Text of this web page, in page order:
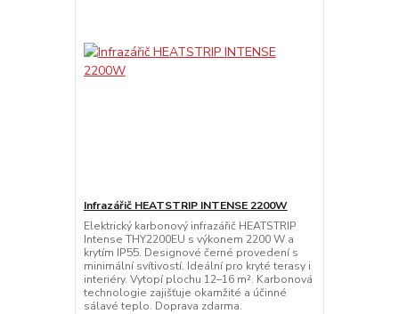
Infrazářič HEATSTRIP INTENSE 2200W
Elektrický karbonový infrazářič HEATSTRIP
Intense THY2200EU s výkonem 2200 W a
krytím IP55. Designové černé provedení s
minimální svítivostí. Ideální pro kryté terasy i
interiéry. Vytopí plochu 12–16 m². Karbonová
technologie zajišťuje okamžité a účinné
sálavé teplo. Doprava zdarma.